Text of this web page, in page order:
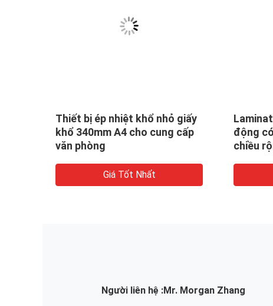
Thiết bị ép nhiệt khổ nhỏ giấy
khổ 340mm A4 cho cung cấp
văn phòng
Giá Tốt Nhất
động
chiều
Người liên hệ :Mr. Morgan Zhang